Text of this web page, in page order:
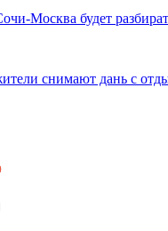
Москва будет
снимают дань с